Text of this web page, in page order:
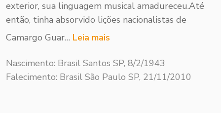
exterior, sua linguagem musical amadureceu.Até
então, tinha absorvido lições nacionalistas de
Camargo Guar… Leia mais
Nascimento: Brasil Santos SP, 8/2/1943
Falecimento: Brasil São Paulo SP, 21/11/2010